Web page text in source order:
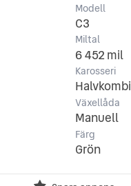
Modell
C3
Miltal
6 452 mil
Karosseri
Halvkombi
Växellåda
Manuell
Färg
Grön